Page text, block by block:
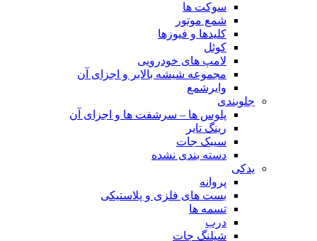
سوکت ها
شمع موتور
کلیدها و فیوزها
کوئل
لامپ های خودرویی
مجموعه شیشه بالابر و اجزای آن
وایرشمع
جلوبندی
پلوس ها – سرشفت ها و اجزای آن
رینگ تایر
سیبک جات
دسته بندی نشده
یدکی
پروانه
بست های فلزی و پلاستیکی
تسمه ها
درب
شیلنگ جات